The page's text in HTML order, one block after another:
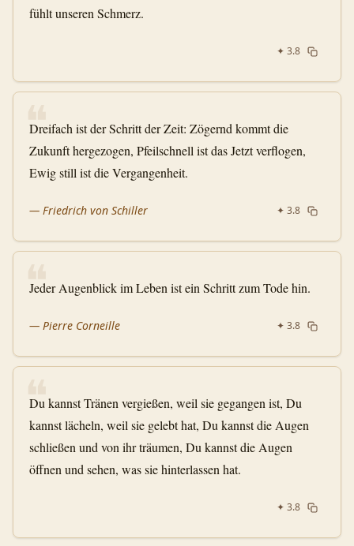
fühlt unseren Schmerz.
✦ 3.8
❝
Dreifach ist der Schritt der Zeit: Zögernd kommt die
Zukunft hergezogen, Pfeilschnell ist das Jetzt verflogen,
Ewig still ist die Vergangenheit.
— Friedrich von Schiller ✦ 3.8
❝
Jeder Augenblick im Leben ist ein Schritt zum Tode hin.
— Pierre Corneille ✦ 3.8
❝
Du kannst Tränen vergießen, weil sie gegangen ist, Du
kannst lächeln, weil sie gelebt hat, Du kannst die Augen
schließen und von ihr träumen, Du kannst die Augen
öffnen und sehen, was sie hinterlassen hat.
✦ 3.8